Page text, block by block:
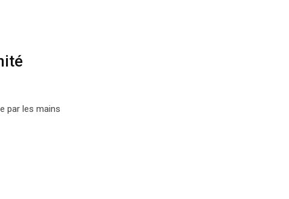
par les mains